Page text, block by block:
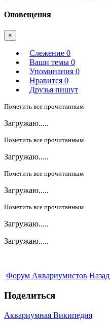
Оповещения
×
Слежение 0
Ваши темы 0
Упоминания 0
Нравится 0
Друзья пишут
Пометить все прочитанным
Загружаю.....
Пометить все прочитанным
Загружаю.....
Пометить все прочитанным
Загружаю.....
Пометить все прочитанным
Загружаю.....
Загружаю.....
Форум Аквариумистов Назад
Поделиться
Аквариумная Википедия